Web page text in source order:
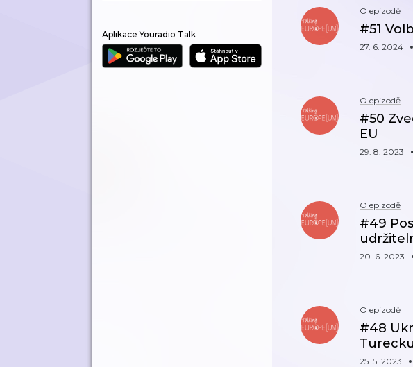
Aplikace Youradio Talk
O epizodě
#51
27. 6. 2024
O epizodě
#50
EU
29. 8. 2023
O epizodě
#49
20. 6. 2023
O epizodě
#48
25. 5. 2023